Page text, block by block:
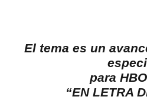
El tema es un
para
“EN LETRA